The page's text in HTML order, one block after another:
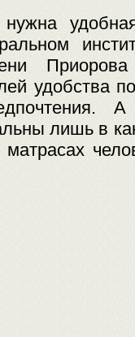
нужна
удобства
А
лишь в